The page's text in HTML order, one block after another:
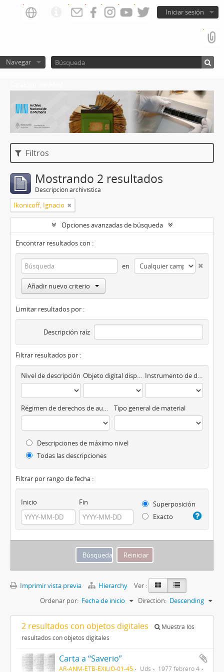
Iniciar sesión
Navegar
Filtros
Mostrando 2 resultados
Descripción archivística
Ikonicoff, Ignacio
Opciones avanzadas de búsqueda
Encontrar resultados con :
en
Añadir nuevo criterio
Limitar resultados por :
Descripción raíz
Filtrar resultados por :
Nivel de descripción Objeto digital disponibles Instrumento de descripción
Régimen de derechos de autor Tipo general de material
Descripciones de máximo nivel
Todas las descripciones
Filtrar por rango de fecha :
Inicio Fin
Superposición
Exacto
Imprimir vista previa Hierarchy
Ver :
Ordenar por: Fecha de inicio Direction: Descending
2 resultados con objetos digitales
Muestra los
resultados con objetos digitales
Carta a “Saverio”
AR-ANM-ETB-EXILIO-01-45 Uds 1977 febrero 4